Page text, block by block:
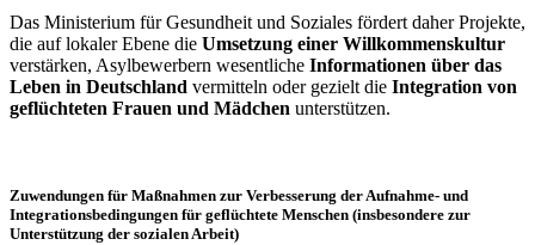
Das Ministerium für Gesundheit und Soziales fördert daher Projekte,
die auf lokaler Ebene die Umsetzung einer Willkommenskultur
verstärken, Asylbewerbern wesentliche Informationen über das
Leben in Deutschland vermitteln oder gezielt die Integration von
geflüchteten Frauen und Mädchen unterstützen.
Zuwendungen für Maßnahmen zur Verbesserung der Aufnahme- und
Integrationsbedingungen für geflüchtete Menschen (insbesondere zur
Unterstützung der sozialen Arbeit)